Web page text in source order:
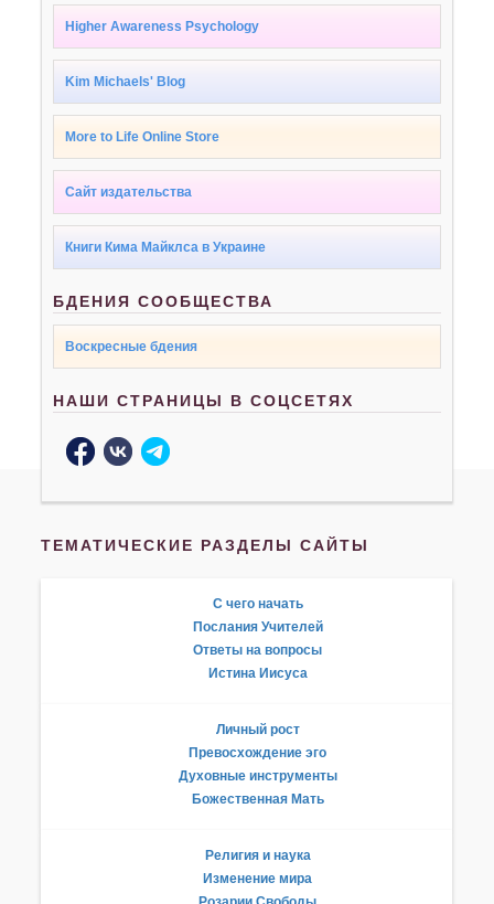
Higher Awareness Psychology
Kim Michaels' Blog
More to Life Online Store
Сайт издательства
Книги Кима Майклса в Украине
БДЕНИЯ СООБЩЕСТВА
Воскресные бдения
НАШИ СТРАНИЦЫ В СОЦСЕТЯХ
ТЕМАТИЧЕСКИЕ РАЗДЕЛЫ САЙТЫ
С чего начать
Послания Учителей
Ответы на вопросы
Истина Иисуса
Личный рост
Превосхождение эго
Духовные инструменты
Божественная Мать
Религия и наука
Изменение мира